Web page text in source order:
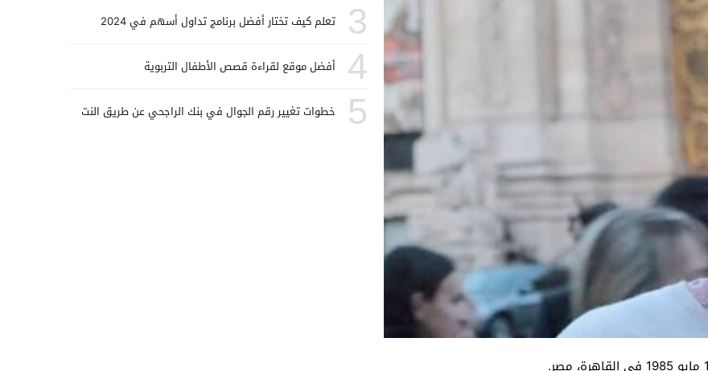
3 تعلم كيف تختار أفضل برنامج تداول أسهم في 2024
4 أفضل موقع لقراءة قصص الأطفال التربوية
5 خطوات تغيير رقم الجوال في بنك الراجحي عن طريق النت